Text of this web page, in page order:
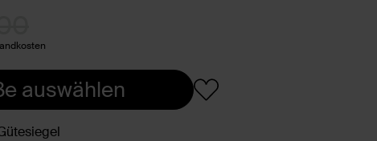
auswählen